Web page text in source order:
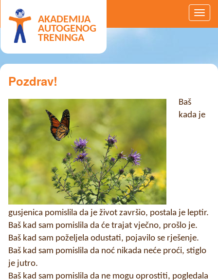
AKADEMIJA
AUTOGENOG
TRENINGA
Pozdrav!
Baš
kada je
gusjenica pomislila da je život završio, postala je leptir.
Baš kad sam pomislila da će trajat vječno, prošlo je.
Baš kad sam poželjela odustati, pojavilo se rješenje.
Baš kad sam pomislila da noć nikada neće proći, stiglo
je jutro.
Baš kad sam pomislila da ne mogu oprostiti, pogledala